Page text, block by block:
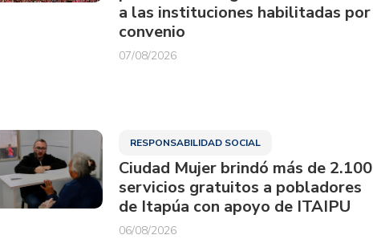
a las instituciones habilitadas por
convenio
07/08/2026
RESPONSABILIDAD SOCIAL
Ciudad Mujer brindó más de 2.100
servicios gratuitos a pobladores
de Itapúa con apoyo de ITAIPU
06/08/2026